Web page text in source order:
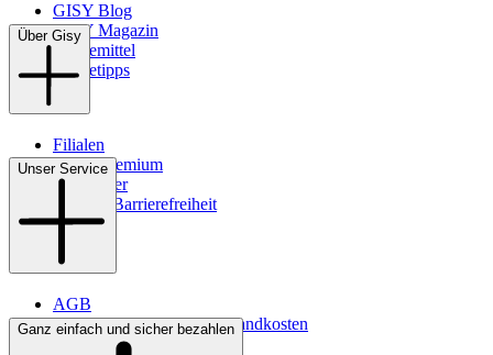
GISY Blog
GISY Magazin
Pflegemittel
Pflegetipps
Über Gisy
Filialen
WMS-Premium
Newsletter
Digitale Barrierefreiheit
Unser Service
AGB
Lieferbedingungen & Versandkosten
Bezahlung
Ganz einfach und sicher bezahlen